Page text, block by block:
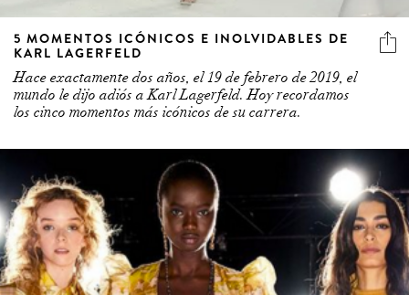
5 MOMENTOS ICÓNICOS E INOLVIDABLES DE
KARL LAGERFELD
Hace exactamente dos años, el 19 de febrero de 2019, el
mundo le dijo adiós a Karl Lagerfeld. Hoy recordamos
los cinco momentos más icónicos de su carrera.